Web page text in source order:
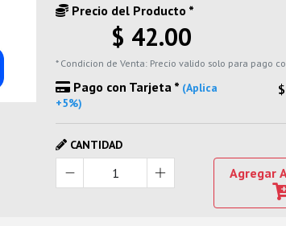
Precio del Producto *
$ 42.00
* Condicion de Venta: Precio valido solo para pago
Pago con Tarjeta * (Aplica
+5%)
CANTIDAD
Agregar